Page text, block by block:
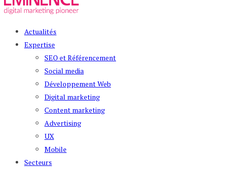
Actualités
Expertise
SEO et Référencement
Social media
Développement Web
Digital marketing
Content marketing
Advertising
UX
Mobile
Secteurs